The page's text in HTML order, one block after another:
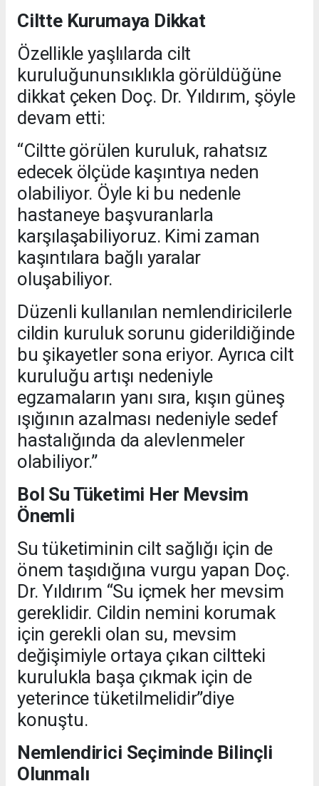
Ciltte Kurumaya Dikkat
Özellikle yaşlılarda cilt
kuruluğununsıklıkla görüldüğüne
dikkat çeken Doç. Dr. Yıldırım, şöyle
devam etti:
“Ciltte görülen kuruluk, rahatsız
edecek ölçüde kaşıntıya neden
olabiliyor. Öyle ki bu nedenle
hastaneye başvuranlarla
karşılaşabiliyoruz. Kimi zaman
kaşıntılara bağlı yaralar
oluşabiliyor.
Düzenli kullanılan nemlendiricilerle
cildin kuruluk sorunu giderildiğinde
bu şikayetler sona eriyor. Ayrıca cilt
kuruluğu artışı nedeniyle
egzamaların yanı sıra, kışın güneş
ışığının azalması nedeniyle sedef
hastalığında da alevlenmeler
olabiliyor.”
Bol Su Tüketimi Her Mevsim
Önemli
Su tüketiminin cilt sağlığı için de
önem taşıdığına vurgu yapan Doç.
Dr. Yıldırım “Su içmek her mevsim
gereklidir. Cildin nemini korumak
için gerekli olan su, mevsim
değişimiyle ortaya çıkan ciltteki
kurulukla başa çıkmak için de
yeterince tüketilmelidir”diye
konuştu.
Nemlendirici Seçiminde Bilinçli
Olunmalı